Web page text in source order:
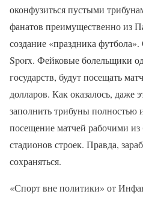
оконфузиться пустыми
фанатов преимущественно из
создание «праздника
Sporx. Фейковые болельщики
государств, будут посещать
долларов. Как оказалось, даже
заполнить трибуны полностью
посещение матчей рабочими
стадионов строек. Правда,
сохраняться.
«Спорт вне политики» от